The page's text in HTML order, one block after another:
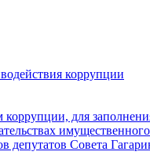
коррупции
для
Совета